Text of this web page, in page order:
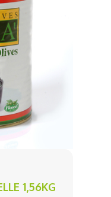
1,56KG